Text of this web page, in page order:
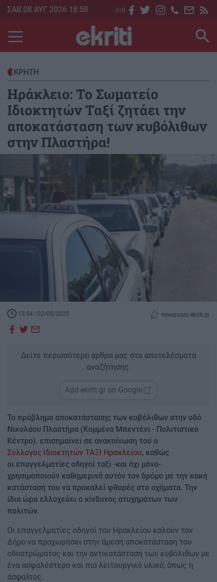
Skip
main
content
ΣΑΒ.08 ΑΥΓ 2026 18:58
ΚΡΗΤΗ
Ηράκλειο: Το Σωματείο
Ιδιοκτητών Ταξί ζητάει την
αποκατάσταση των κυβόλιθων
στην Πλαστήρα!
13:54 | 02/05/2025 newsroom ekriti.gr
Δείτε περισσότερα άρθρα μας στα αποτελέσματα
αναζήτησης.
Add ekriti.gr on Google
Το πρόβλημα αποκατάστασης των κυβόλιθων στην οδό
Νικολάου Πλαστήρα (Κομμένο Μπεντένι - Πολιτιστικό
Κέντρο). επισημαίνει σε ανακοίνωση του ο
Σύλλογος Ιδιοκτητών ΤΑΞΙ Ηρακλείου, καθώς
οι επαγγελματίες οδηγοί ταξί -και όχι μόνο-
χρησιμοποιούν καθημερινά αυτόν τον δρόμο με την κακή
κατάσταση του να προκαλεί φθορές στα οχήματα. Την
ίδια ώρα ελλοχεύει ο κίνδυνος ατυχημάτων των
πολιτών.
Οι επαγγελματίες οδηγοί του Ηρακλείου καλούν τον
Δήμο να προχωρήσει στην άμεση αποκατάσταση του
οδοστρώματος και την αντικατάσταση των κυβόλιθων με
ένα ασφαλέστερο και πιο λειτουργικό υλικό, όπως η
άσφαλτος.